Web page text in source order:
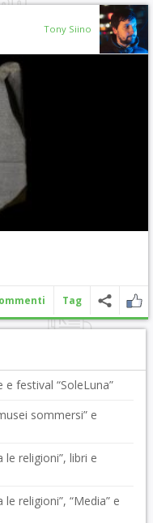
Tony Siino
Tag
e festival “SoleLuna”
sommersi” e
le religioni”, libri e
religioni”, “Media” e